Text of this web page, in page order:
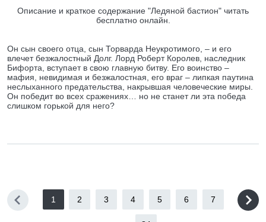
Описание и краткое содержание "Ледяной бастион" читать
бесплатно онлайн.
Он сын своего отца, сын Торварда Неукротимого, – и его
влечет безжалостный Долг. Лорд Роберт Королев, наследник
Бифорта, вступает в свою главную битву. Его воинство –
мафия, невидимая и безжалостная, его враг – липкая паутина
неслыханного предательства, накрывшая человеческие миры.
Он победит во всех сражениях… но не станет ли эта победа
слишком горькой для него?
1 2 3 4 5 6 7